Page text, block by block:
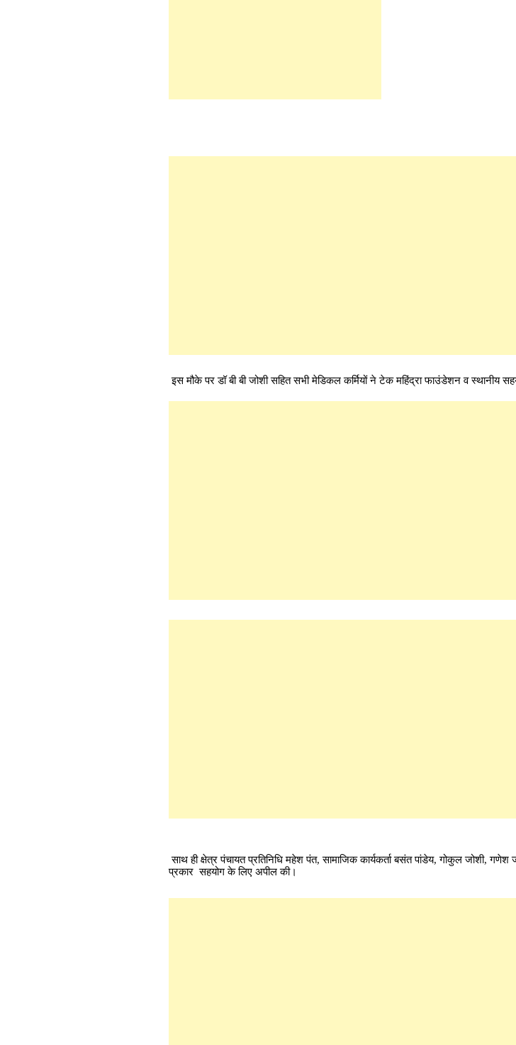
इस मौके पर डॉ बी बी जोशी सहित सभी मेडिकल कर्मियों ने टेक महिंद्रा फाउंडेशन व स्थानीय
साथ ही क्षेत्र पंचायत प्रतिनिधि महेश पंत, सामाजिक कार्यकर्ता बसंत पांडेय, गोकुल जोशी,
प्रकार सहयोग के लिए अपील की।